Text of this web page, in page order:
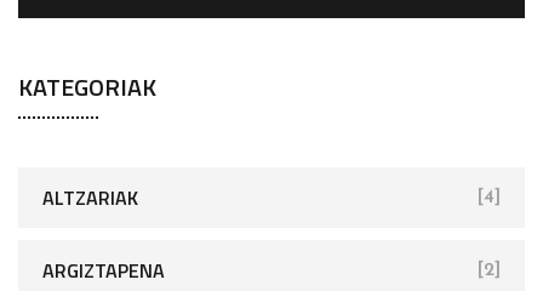
KATEGORIAK
ALTZARIAK [4]
ARGIZTAPENA [2]